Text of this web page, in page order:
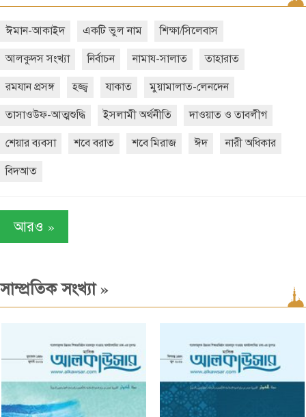
ঈমান-আকাইদ একটি ভুল নাম শিক্ষা/সিলেবাস
আলকুদস সংখ্যা নির্বাচন নামায-সালাত তাহারাত
রমযান প্রসঙ্গ হজ্জ্ব যাকাত মুয়ামালাত-লেনদেন
তাসাওউফ-আত্মশুদ্ধি ইসলামী অর্থনীতি দাওয়াত ও তাবলীগ
শেয়ার ব্যবসা শবে বরাত শবে মিরাজ ঈদ নারী অধিকার
বিদআত
আরও »
সাম্প্রতিক সংখ্যা»